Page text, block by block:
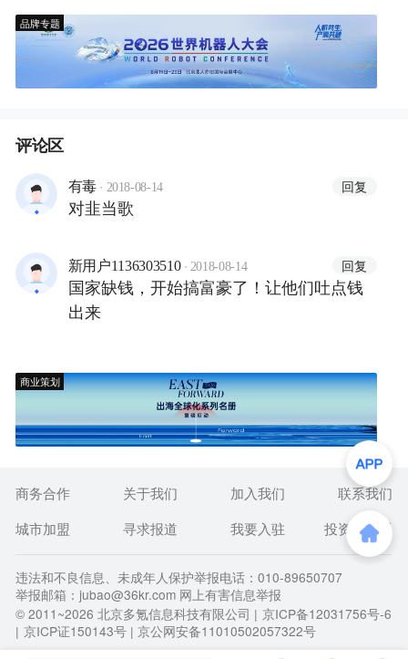
品牌专题
评论区
有毒 · 2018-08-14 回复
对韭当歌
新用户1136303510 · 2018-08-14 回复
国家缺钱，开始搞富豪了！让他们吐点钱
出来
商业策划
商务合作 关于我们 加入我们
联系我们
城市加盟
寻求报道 我要入驻 投资者关系
违法和不良信息、未成年人保护举报电话：010-89650707
举报邮箱：jubao@36kr.com 网上有害信息举报
© 2011~2026 北京多氪信息科技有限公司 | 京ICP备12031756号-6
| 京ICP证150143号 | 京公网安备11010502057322号